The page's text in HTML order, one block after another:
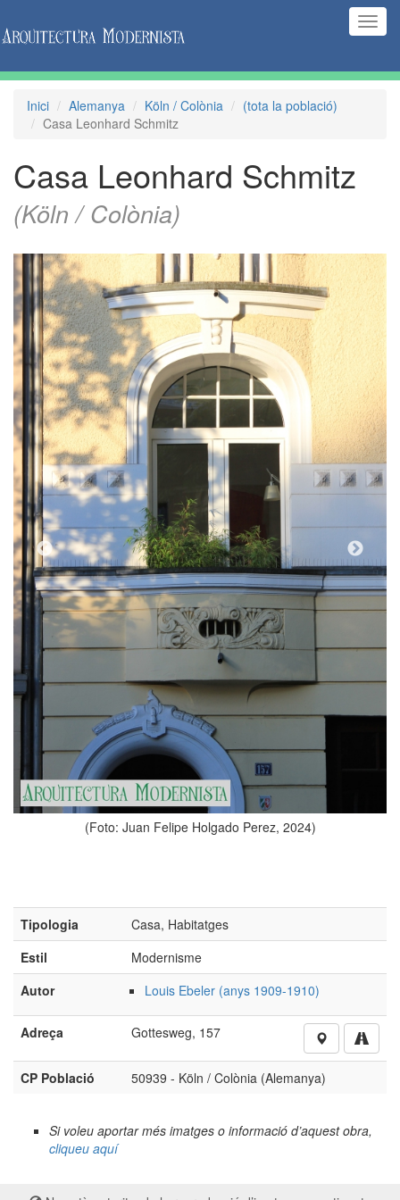
Inici Alemanya Köln / Colònia
(tota la població)
Casa Leonhard Schmitz
Casa Leonhard Schmitz
(Köln / Colònia)
(Foto: Juan Felipe Holgado Perez, 2024)
Tipologia
Casa, Habitatges
Estil
Modernisme
Autor
Louis Ebeler (anys 1909-1910)
Adreça Gottesweg, 157
CP Població 50939 - Köln / Colònia (Alemanya)
Si voleu aportar més imatges o informació d’aquest obra,
cliqueu aquí